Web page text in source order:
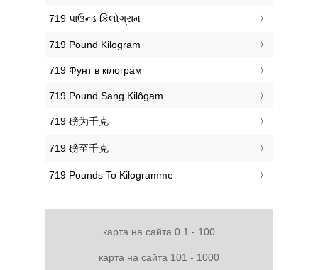
‎719 પાઉન્ડ કિલોગ્રામ
‎719 Pound Kilogram
‎719 Фунт в кілограм
‎719 Pound Sang Kilôgam
‎719 磅为千克
‎719 磅至千克
‎719 Pounds To Kilogramme
карта на сайта 0.1 - 100
карта на сайта 101 - 1000